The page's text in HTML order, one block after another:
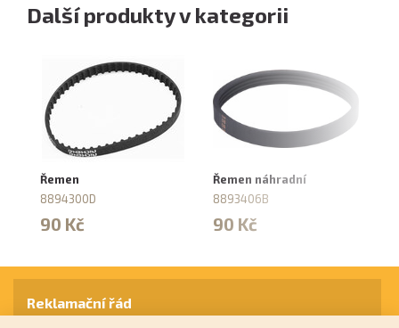
Další produkty v kategorii
Řemen
8894300D
90 Kč
Řemen náhradní
8893406B
90 Kč
Reklamační řád